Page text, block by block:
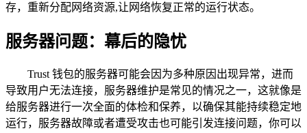
存，重新分配网络资源,让网络恢复正常的运行状态。
服务器问题：幕后的隐忧
Trust 钱包的服务器可能会因为多种原因出现异常，进而
导致用户无法连接，服务器维护是常见的情况之一，这就像是
给服务器进行一次全面的体检和保养，以确保其能持续稳定地
运行，服务器故障或者遭受攻击也可能引发连接问题，你可以